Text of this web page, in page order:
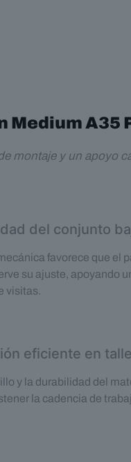
Medium A35
montaje y un apoyo
del conjunto
favorece que el
su ajuste, apoyando
visitas.
eficiente en
y la durabilidad del
la cadencia de